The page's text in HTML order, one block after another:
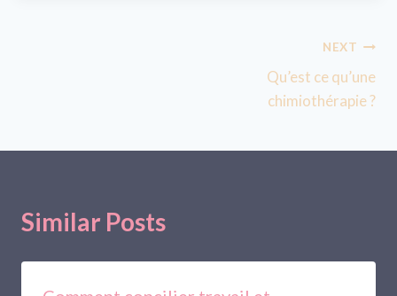
NEXT
Qu’est ce qu’une
chimiothérapie ?
Similar Posts